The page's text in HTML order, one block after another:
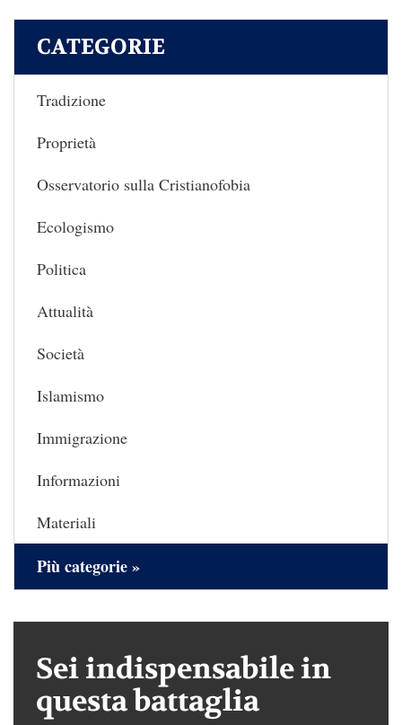
CATEGORIE
Tradizione
Proprietà
Osservatorio sulla Cristianofobia
Ecologismo
Politica
Attualità
Società
Islamismo
Immigrazione
Informazioni
Materiali
Più categorie »
Sei indispensabile in
questa battaglia